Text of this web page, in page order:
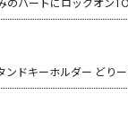
のハートにロックオン
ンドキーホルダー どり